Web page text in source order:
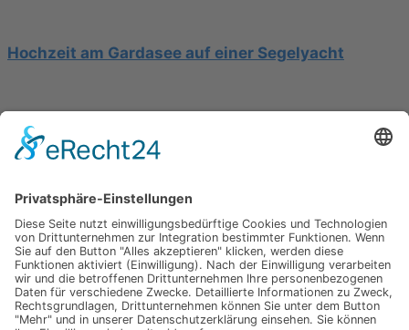
Hochzeit am Gardasee auf einer Segelyacht
Mediterrane Hochzeit unter Mimosen
Impressum
Werbung
About
Einsendung
AGB